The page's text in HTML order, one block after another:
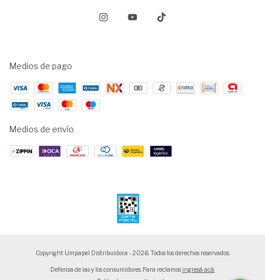
Medios de pago
Medios de envío
Copyright Umpapel Distribuidora - 2026. Todos los derechos reservados.
Defensa de las y los consumidores. Para reclamos ingresá acá.